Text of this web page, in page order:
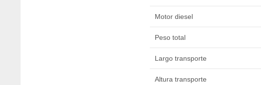
Motor diesel
Peso total
Largo transporte
Altura transporte